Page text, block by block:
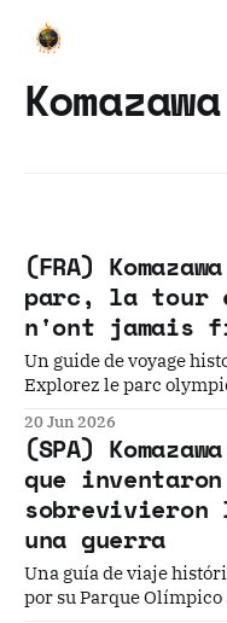
Komazawa
(FRA)
parc, la tour
n'ont jamais
Un guide de voyage
Explorez le parc
1964—et découvrez les
oasis de verdure à
20 Jun 2026
(SPA)
que
sobrevivieron
una guerra
Una guía de viaje
por su Parque